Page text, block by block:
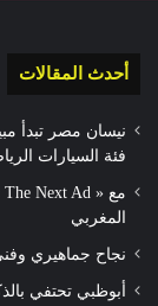
أحدث المقالات
نيسان مصر تبدأ
فئة السيارات
المغربي
نجاح جماهيري
أبوظبي تحتفي